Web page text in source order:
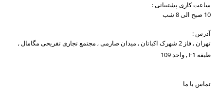
ساعت کاری پشتیبانی :
10 صبح الی 8 شب
آدرس :
تهران , فاز 2 شهرک اکباتان , میدان صارمی , مجتمع تجاری تفریحی مگامال ,
طبقه F1 , واحد 109
تماس با ما